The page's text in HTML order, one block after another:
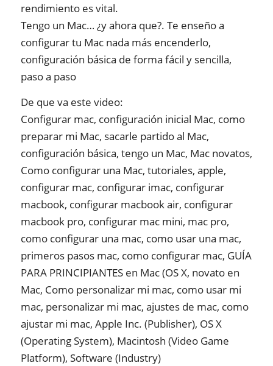
rendimiento es vital.
Tengo un Mac… ¿y ahora que?. Te enseño a
configurar tu Mac nada más encenderlo,
configuración básica de forma fácil y sencilla,
paso a paso
De que va este video:
Configurar mac, configuración inicial Mac, como
preparar mi Mac, sacarle partido al Mac,
configuración básica, tengo un Mac, Mac novatos,
Como configurar una Mac, tutoriales, apple,
configurar mac, configurar imac, configurar
macbook, configurar macbook air, configurar
macbook pro, configurar mac mini, mac pro,
como configurar una mac, como usar una mac,
primeros pasos mac, como configurar mac, GUÍA
PARA PRINCIPIANTES en Mac (OS X, novato en
Mac, Como personalizar mi mac, como usar mi
mac, personalizar mi mac, ajustes de mac, como
ajustar mi mac, Apple Inc. (Publisher), OS X
(Operating System), Macintosh (Video Game
Platform), Software (Industry)